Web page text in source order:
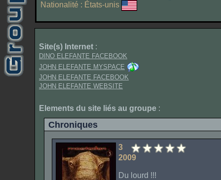
Nationalité : États-unis
Site(s) Internet :
DINO ELEFANTE FACEBOOK
JOHN ELEFANTE MYSPACE
JOHN ELEFANTE FACEBOOK
JOHN ELEFANTE WEBSITE
Elements du site liés au groupe :
Chroniques
3
2009
Du lourd !!!